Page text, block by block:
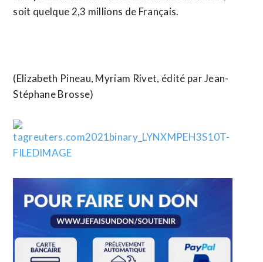
soit quelque 2,3 millions de Français.
(Elizabeth Pineau, Myriam Rivet, édité par Jean-
Stéphane Brosse)